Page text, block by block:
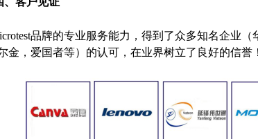
品牌的专业服务能力，得到了众多知名企业
金，爱国者等）的认可，在业界树立了良好的信誉！